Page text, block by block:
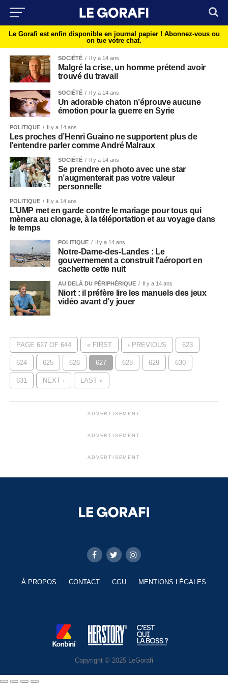
Le Gorafi est enfin disponible en journal papier ! Abonnez-vous ou
on tue votre chat.
SOCIÉTÉ Il y a 14 ans
Malgré la crise, un homme prétend avoir
trouvé du travail
SOCIÉTÉ Il y a 14 ans
Un adorable chaton n’éprouve aucune
émotion pour la guerre en Syrie
POLITIQUE Il y a 14 ans
Les proches d’Henri Guaino ne supportent plus de
l’entendre parler comme André Malraux
SOCIÉTÉ Il y a 14 ans
Se prendre en photo avec une star
n’augmenterait pas votre valeur
personnelle
POLITIQUE Il y a 14 ans
L’UMP met en garde contre le mariage pour tous qui
mènera au clonage, à la téléportation et au voyage dans
le temps
POLITIQUE Il y a 14 ans
Notre-Dame-des-Landes : Le
gouvernement a construit l’aéroport en
cachette cette nuit
AU DELÀ DU PÉRIPHÉRIQUE Il y a 14 ans
Niort : il préfère lire les manuels des jeux
vidéo avant d’y jouer
PAGE 627 OF 644 « FIRST ‹ PREVIOUS 623
624 625 626 627 628 629 630
631 NEXT › LAST »
ADVERTISEMENT
ADVERTISEMENT
ADVERTISEMENT
À PROPOS CONTACT CGU MENTIONS LÉGALES
Copyright © 2025 LeGorafi